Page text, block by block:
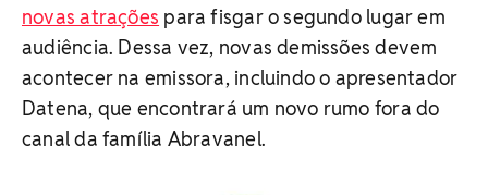
novas atrações para fisgar o segundo lugar em
audiência. Dessa vez, novas demissões devem
acontecer na emissora, incluindo o apresentador
Datena, que encontrará um novo rumo fora do
canal da família Abravanel.